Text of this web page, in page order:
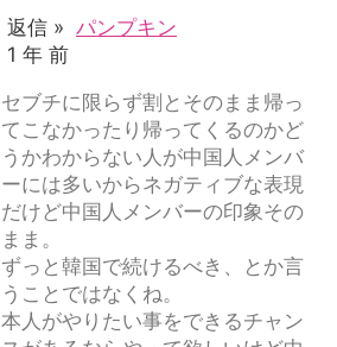
返信 » パンプキン
1 年 前
セブチに限らず割とそのまま帰っ
てこなかったり帰ってくるのかど
うかわからない人が中国人メンバ
ーには多いからネガティブな表現
だけど中国人メンバーの印象その
まま。
ずっと韓国で続けるべき、とか言
うことではなくね。
本人がやりたい事をできるチャン